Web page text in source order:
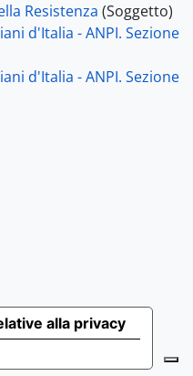
Resistenza (Soggetto)
d'Italia - ANPI. Sezione
d'Italia - ANPI. Sezione
alla privacy